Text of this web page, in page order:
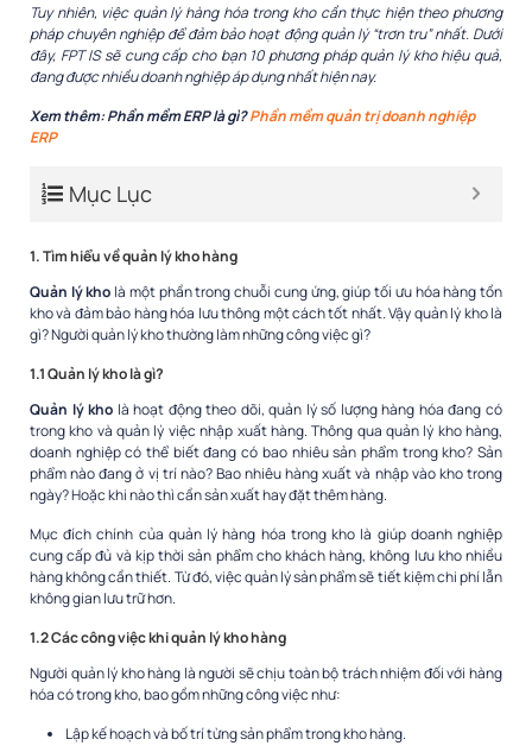
Tuy nhiên, việc quản lý hàng hóa trong kho cần thực hiện theo phương
pháp chuyên nghiệp để đảm bảo hoạt động quản lý “trơn tru” nhất. Dưới
đây, FPT IS sẽ cung cấp cho bạn 10 phương pháp quản lý kho hiệu quả,
đang được nhiều doanh nghiệp áp dụng nhất hiện nay.
Xem thêm: Phần mềm ERP là gì?Phần mềm quản trị doanh nghiệp
ERP
Mục Lục
1. Tìm hiểu về quản lý kho hàng
Quản lý kho là một phần trong chuỗi cung ứng, giúp tối ưu hóa hàng tồn
kho và đảm bảo hàng hóa lưu thông một cách tốt nhất. Vậy quản lý kho là
gì? Người quản lý kho thường làm những công việc gì?
1.1 Quản lý kho là gì?
Quản lý kho là hoạt động theo dõi, quản lý số lượng hàng hóa đang có
trong kho và quản lý việc nhập xuất hàng. Thông qua quản lý kho hàng,
doanh nghiệp có thể biết đang có bao nhiêu sản phẩm trong kho? Sản
phẩm nào đang ở vị trí nào? Bao nhiêu hàng xuất và nhập vào kho trong
ngày? Hoặc khi nào thì cần sản xuất hay đặt thêm hàng.
Mục đích chính của quản lý hàng hóa trong kho là giúp doanh nghiệp
cung cấp đủ và kịp thời sản phẩm cho khách hàng, không lưu kho nhiều
hàng không cần thiết. Từ đó, việc quản lý sản phẩm sẽ tiết kiệm chi phí lẫn
không gian lưu trữ hơn.
1.2 Các công việc khi quản lý kho hàng
Người quản lý kho hàng là người sẽ chịu toàn bộ trách nhiệm đối với hàng
hóa có trong kho, bao gồm những công việc như:
Lập kế hoạch và bố trí từng sản phẩm trong kho hàng.